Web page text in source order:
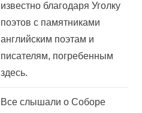
известно благодаря Уголку
поэтов с памятниками
английским поэтам и
писателям, погребенным
здесь.
Все слышали о Соборе